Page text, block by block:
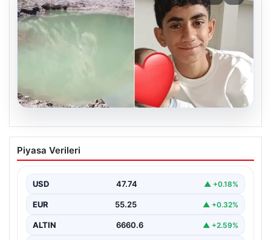
06.08.2026
12 yaşındaki çocuk hafriyat alınan
gölette boğuldu
Oluşan Gölette Boğuldu", "content": "Erzurum’un Oltu
ilçesinde…
Piyasa Verileri
USD 47.74 ▲ +0.18%
EUR 55.25 ▲ +0.32%
ALTIN 6660.6 ▲ +2.59%